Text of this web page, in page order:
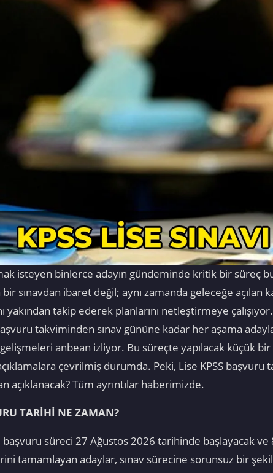
isteyen binlerce adayın gündeminde kritik bir süreç
sınavdan ibaret değil; aynı zamanda geleceğe
yakından takip ederek planlarını netleştirmeye
takviminden sınav gününe kadar her aşama
anbean izliyor. Bu süreçte yapılacak küçük
çevrilmiş durumda. Peki, Lise KPSS başvuru
açıklanacak? Tüm ayrıntılar haberimizde.
TARİHİ NE ZAMAN?
başvuru süreci 27 Ağustos 2026 tarihinde başlayacak
tamamlayan adaylar, sınav sürecine sorunsuz bir